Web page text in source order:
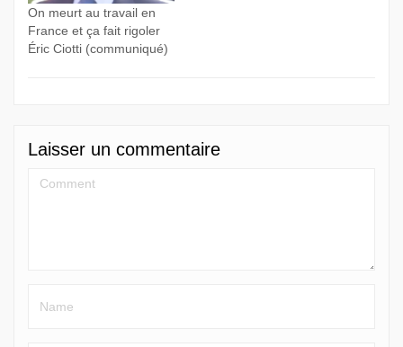
On meurt au travail en
France et ça fait rigoler
Éric Ciotti (communiqué)
Laisser un commentaire